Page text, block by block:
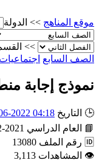
موقع المناهج >> الدولة
>>
الصف السابع
اجتماعيات
نموذج إجابة
🕒 التاريخ 04:18 2022-06-06
📘
العام الدراسي 2021-2022
🆔 رقم الملف 13080
👁
المشاهدات 3,113